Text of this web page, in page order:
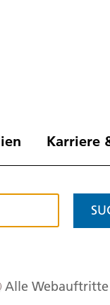
Karriere
Alle Webauftritte